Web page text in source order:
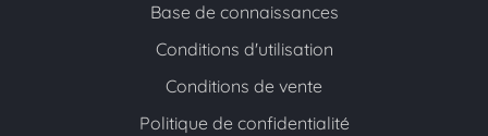
Base de connaissances
Conditions d'utilisation
Conditions de vente
Politique de confidentialité